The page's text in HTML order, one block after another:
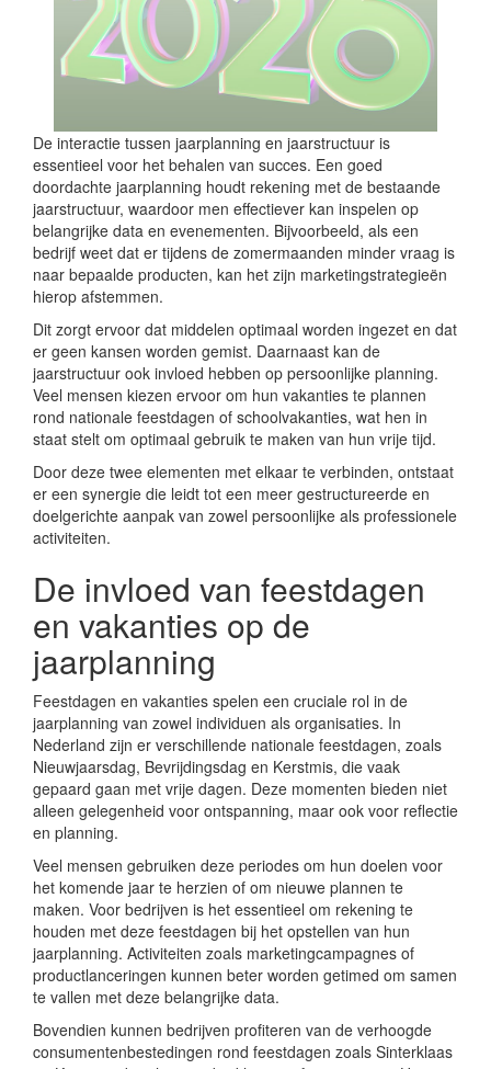
De interactie tussen jaarplanning en jaarstructuur is
essentieel voor het behalen van succes. Een goed
doordachte jaarplanning houdt rekening met de bestaande
jaarstructuur, waardoor men effectiever kan inspelen op
belangrijke data en evenementen. Bijvoorbeeld, als een
bedrijf weet dat er tijdens de zomermaanden minder vraag is
naar bepaalde producten, kan het zijn marketingstrategieën
hierop afstemmen.
Dit zorgt ervoor dat middelen optimaal worden ingezet en dat
er geen kansen worden gemist. Daarnaast kan de
jaarstructuur ook invloed hebben op persoonlijke planning.
Veel mensen kiezen ervoor om hun vakanties te plannen
rond nationale feestdagen of schoolvakanties, wat hen in
staat stelt om optimaal gebruik te maken van hun vrije tijd.
Door deze twee elementen met elkaar te verbinden, ontstaat
er een synergie die leidt tot een meer gestructureerde en
doelgerichte aanpak van zowel persoonlijke als professionele
activiteiten.
De invloed van feestdagen
en vakanties op de
jaarplanning
Feestdagen en vakanties spelen een cruciale rol in de
jaarplanning van zowel individuen als organisaties. In
Nederland zijn er verschillende nationale feestdagen, zoals
Nieuwjaarsdag, Bevrijdingsdag en Kerstmis, die vaak
gepaard gaan met vrije dagen. Deze momenten bieden niet
alleen gelegenheid voor ontspanning, maar ook voor reflectie
en planning.
Veel mensen gebruiken deze periodes om hun doelen voor
het komende jaar te herzien of om nieuwe plannen te
maken. Voor bedrijven is het essentieel om rekening te
houden met deze feestdagen bij het opstellen van hun
jaarplanning. Activiteiten zoals marketingcampagnes of
productlanceringen kunnen beter worden getimed om samen
te vallen met deze belangrijke data.
Bovendien kunnen bedrijven profiteren van de verhoogde
consumentenbestedingen rond feestdagen zoals Sinterklaas